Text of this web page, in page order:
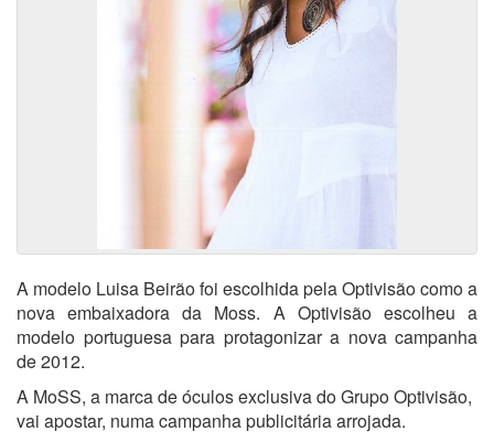
A modelo Luisa Beirão foi escolhida pela Optivisão como a
nova embaixadora da Moss. A Optivisão escolheu a
modelo portuguesa para protagonizar a nova campanha
de 2012.
A MoSS, a marca de óculos exclusiva do Grupo Optivisão,
vai apostar, numa campanha publicitária arrojada.